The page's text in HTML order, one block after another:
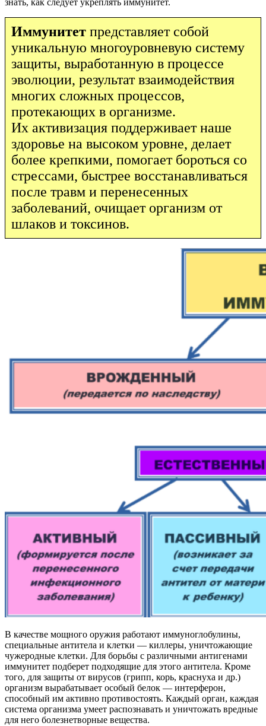
знать, как следует укреплять иммунитет.
Иммунитет представляет собой
уникальную многоуровневую систему
защиты, выработанную в процессе
эволюции, результат взаимодействия
многих сложных процессов,
протекающих в организме.
Их активизация поддерживает наше
здоровье на высоком уровне, делает
более крепкими, помогает бороться со
стрессами, быстрее восстанавливаться
после травм и перенесенных
заболеваний, очищает организм от
шлаков и токсинов.
В качестве мощного оружия работают иммуноглобулины,
специальные антитела и клетки — киллеры, уничтожающие
чужеродные клетки. Для борьбы с различными антигенами
иммунитет подберет подходящие для этого антитела. Кроме
того, для защиты от вирусов (грипп, корь, краснуха и др.)
организм вырабатывает особый белок — интерферон,
способный им активно противостоять. Каждый орган, каждая
система организма умеет распознавать и уничтожать вредные
для него болезнетворные вещества.